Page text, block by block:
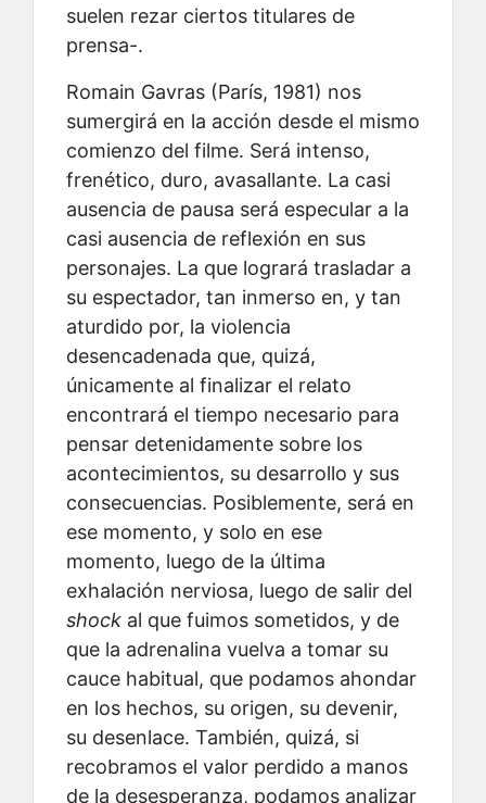
suelen rezar ciertos titulares de
prensa-.
Romain Gavras (París, 1981) nos
sumergirá en la acción desde el mismo
comienzo del filme. Será intenso,
frenético, duro, avasallante. La casi
ausencia de pausa será especular a la
casi ausencia de reflexión en sus
personajes. La que logrará trasladar a
su espectador, tan inmerso en, y tan
aturdido por, la violencia
desencadenada que, quizá,
únicamente al finalizar el relato
encontrará el tiempo necesario para
pensar detenidamente sobre los
acontecimientos, su desarrollo y sus
consecuencias. Posiblemente, será en
ese momento, y solo en ese
momento, luego de la última
exhalación nerviosa, luego de salir del
shock al que fuimos sometidos, y de
que la adrenalina vuelva a tomar su
cauce habitual, que podamos ahondar
en los hechos, su origen, su devenir,
su desenlace. También, quizá, si
recobramos el valor perdido a manos
de la desesperanza, podamos analizar